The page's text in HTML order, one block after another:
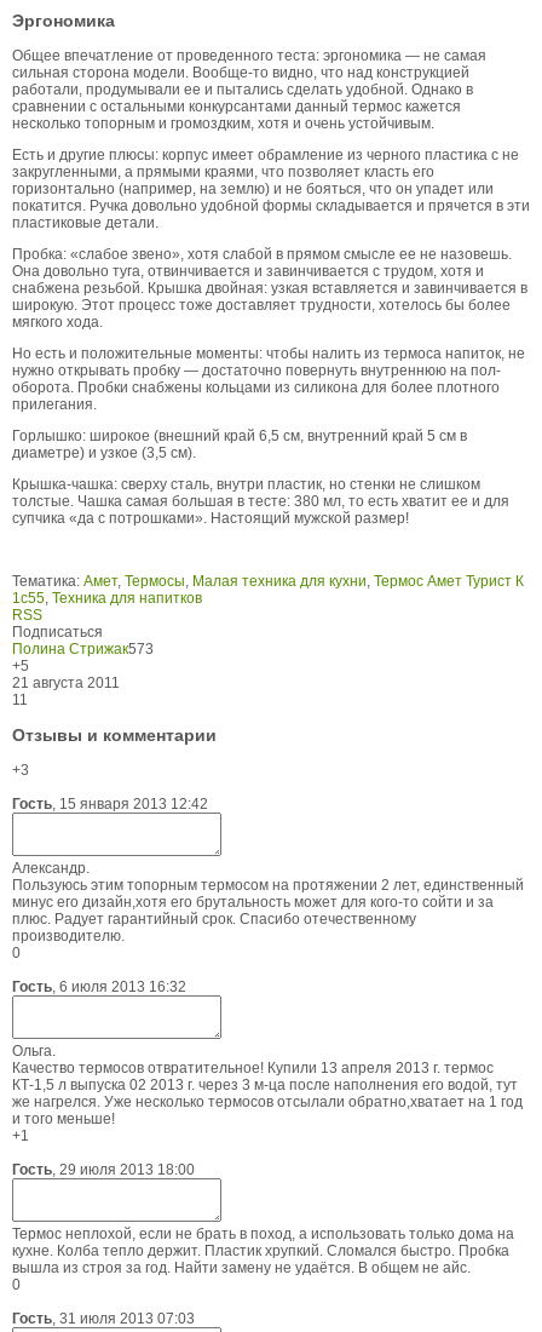
Эргономика
Общее впечатление от проведенного теста: эргономика — не самая
сильная сторона модели. Вообще-то видно, что над конструкцией
работали, продумывали ее и пытались сделать удобной. Однако в
сравнении с остальными конкурсантами данный термос кажется
несколько топорным и громоздким, хотя и очень устойчивым.
Есть и другие плюсы: корпус имеет обрамление из черного пластика с не
закругленными, а прямыми краями, что позволяет класть его
горизонтально (например, на землю) и не бояться, что он упадет или
покатится. Ручка довольно удобной формы складывается и прячется в эти
пластиковые детали.
Пробка: «слабое звено», хотя слабой в прямом смысле ее не назовешь.
Она довольно туга, отвинчивается и завинчивается с трудом, хотя и
снабжена резьбой. Крышка двойная: узкая вставляется и завинчивается в
широкую. Этот процесс тоже доставляет трудности, хотелось бы более
мягкого хода.
Но есть и положительные моменты: чтобы налить из термоса напиток, не
нужно открывать пробку — достаточно повернуть внутреннюю на пол-
оборота. Пробки снабжены кольцами из силикона для более плотного
прилегания.
Горлышко: широкое (внешний край 6,5 см, внутренний край 5 см в
диаметре) и узкое (3,5 см).
Крышка-чашка: сверху сталь, внутри пластик, но стенки не слишком
толстые. Чашка самая большая в тесте: 380 мл, то есть хватит ее и для
супчика «да с потрошками». Настоящий мужской размер!
Тематика: Амет, Термосы, Малая техника для кухни, Термос Амет Турист К
1с55, Техника для напитков
RSS
Подписаться
Полина Стрижак573
+5
21 августа 2011
11
Отзывы и комментарии
+3
Гость, 15 января 2013 12:42
Александр.
Пользуюсь этим топорным термосом на протяжении 2 лет, единственный
минус его дизайн,хотя его брутальность может для кого-то сойти и за
плюс. Радует гарантийный срок. Спасибо отечественному
производителю.
0
Гость, 6 июля 2013 16:32
Ольга.
Качество термосов отвратительное! Купили 13 апреля 2013 г. термос
КТ-1,5 л выпуска 02 2013 г. через 3 м-ца после наполнения его водой, тут
же нагрелся. Уже несколько термосов отсылали обратно,хватает на 1 год
и того меньше!
+1
Гость, 29 июля 2013 18:00
Термос неплохой, если не брать в поход, а использовать только дома на
кухне. Колба тепло держит. Пластик хрупкий. Сломался быстро. Пробка
вышла из строя за год. Найти замену не удаётся. В общем не айс.
0
Гость, 31 июля 2013 07:03